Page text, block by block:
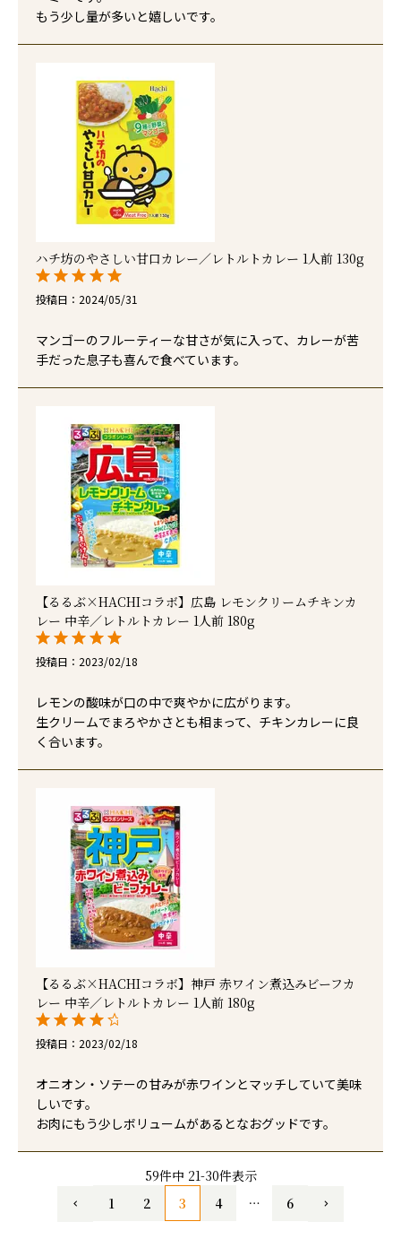
もう少し量が多いと嬉しいです。
ハチ坊のやさしい甘口カレー／レトルトカレー 1人前 130g
投稿日 2024/05/31
マンゴーのフルーティーな甘さが気に入って、カレーが苦
手だった息子も喜んで食べています。
【るるぶ×HACHIコラボ】広島 レモンクリームチキンカ
レー 中辛／レトルトカレー 1人前 180g
投稿日 2023/02/18
レモンの酸味が口の中で爽やかに広がります。
生クリームでまろやかさとも相まって、チキンカレーに良
く合います。
【るるぶ×HACHIコラボ】神戸 赤ワイン煮込みビーフカ
レー 中辛／レトルトカレー 1人前 180g
投稿日 2023/02/18
オニオン・ソテーの甘みが赤ワインとマッチしていて美味
しいです。
お肉にもう少しボリュームがあるとなおグッドです。
59件中 21-30件表示
1
2 3 4 … 6